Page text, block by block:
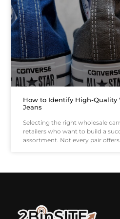
How to Identify High-Quality
Jeans
Selecting the right wholesale
retailers who want to build a
assortment. Not every pair